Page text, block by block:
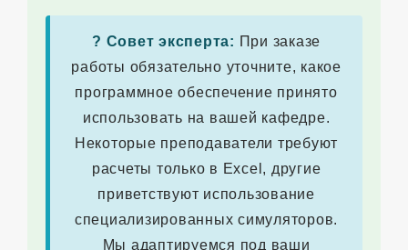
? Совет эксперта: При заказе
работы обязательно уточните, какое
программное обеспечение принято
использовать на вашей кафедре.
Некоторые преподаватели требуют
расчеты только в Excel, другие
приветствуют использование
специализированных симуляторов.
Мы адаптируемся под ваши